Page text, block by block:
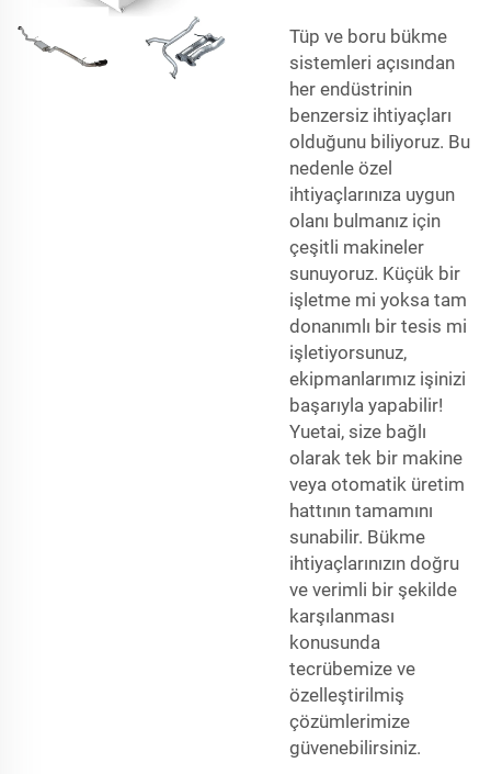
Tüp ve boru bükme
sistemleri açısından
her endüstrinin
benzersiz ihtiyaçları
olduğunu biliyoruz. Bu
nedenle özel
ihtiyaçlarınıza uygun
olanı bulmanız için
çeşitli makineler
sunuyoruz. Küçük bir
işletme mi yoksa tam
donanımlı bir tesis mi
işletiyorsunuz,
ekipmanlarımız işinizi
başarıyla yapabilir!
Yuetai, size bağlı
olarak tek bir makine
veya otomatik üretim
hattının tamamını
sunabilir. Bükme
ihtiyaçlarınızın doğru
ve verimli bir şekilde
karşılanması
konusunda
tecrübemize ve
özelleştirilmiş
çözümlerimize
güvenebilirsiniz.